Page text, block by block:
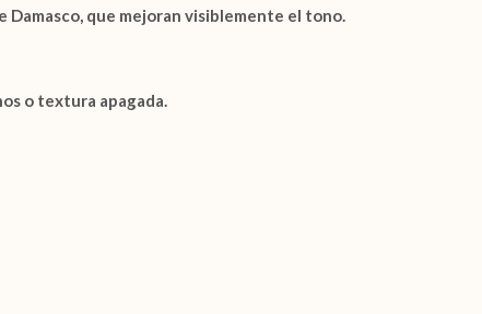
Damasco, que mejoran visiblemente el tono.
o textura apagada.